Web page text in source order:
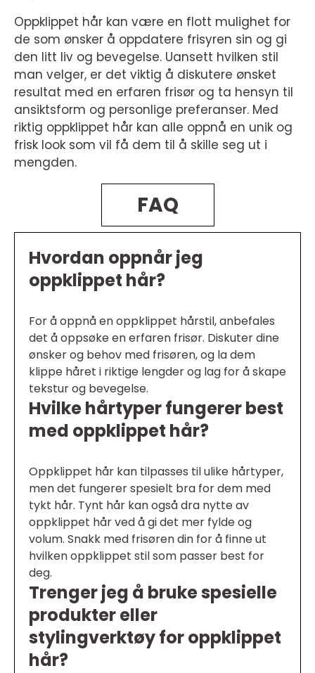
Oppklippet hår kan være en flott mulighet for
de som ønsker å oppdatere frisyren sin og gi
den litt liv og bevegelse. Uansett hvilken stil
man velger, er det viktig å diskutere ønsket
resultat med en erfaren frisør og ta hensyn til
ansiktsform og personlige preferanser. Med
riktig oppklippet hår kan alle oppnå en unik og
frisk look som vil få dem til å skille seg ut i
mengden.
FAQ
Hvordan oppnår jeg
oppklippet hår?
For å oppnå en oppklippet hårstil, anbefales
det å oppsøke en erfaren frisør. Diskuter dine
ønsker og behov med frisøren, og la dem
klippe håret i riktige lengder og lag for å skape
tekstur og bevegelse.
Hvilke hårtyper fungerer best
med oppklippet hår?
Oppklippet hår kan tilpasses til ulike hårtyper,
men det fungerer spesielt bra for dem med
tykt hår. Tynt hår kan også dra nytte av
oppklippet hår ved å gi det mer fylde og
volum. Snakk med frisøren din for å finne ut
hvilken oppklippet stil som passer best for
deg.
Trenger jeg å bruke spesielle
produkter eller
stylingverktøy for oppklippet
hår?